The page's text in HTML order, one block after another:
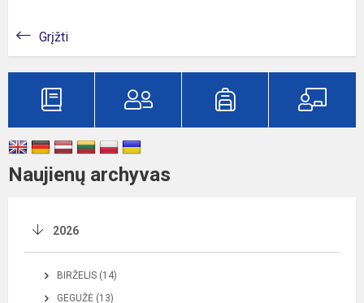
Grįžti
Naujienų archyvas
2026
BIRŽELIS (14)
GEGUŽĖ (13)